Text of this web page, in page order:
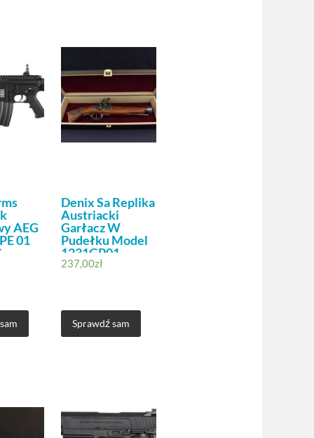
AEG
01
Denix Sa Replika
Austriacki
Garłacz W
Pudełku Model
1231GP01
237,00zł
Sprawdź sam